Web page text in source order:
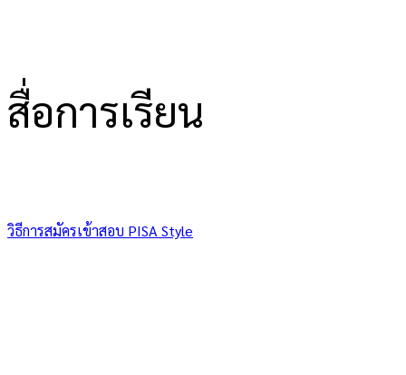
สื่อการเรียน
วิธีการสมัครเข้าสอบ PISA Style